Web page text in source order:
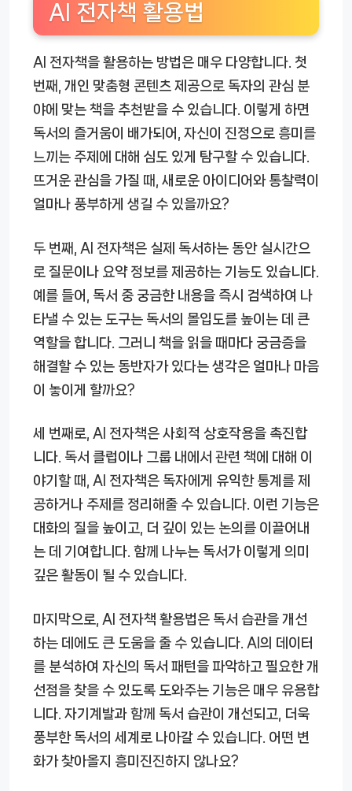
AI 전자책 활용법
AI 전자책을 활용하는 방법은 매우 다양합니다. 첫
번째, 개인 맞춤형 콘텐츠 제공으로 독자의 관심 분
야에 맞는 책을 추천받을 수 있습니다. 이렇게 하면
독서의 즐거움이 배가되어, 자신이 진정으로 흥미를
느끼는 주제에 대해 심도 있게 탐구할 수 있습니다.
뜨거운 관심을 가질 때, 새로운 아이디어와 통찰력이
얼마나 풍부하게 생길 수 있을까요?
두 번째, AI 전자책은 실제 독서하는 동안 실시간으
로 질문이나 요약 정보를 제공하는 기능도 있습니다.
예를 들어, 독서 중 궁금한 내용을 즉시 검색하여 나
타낼 수 있는 도구는 독서의 몰입도를 높이는 데 큰
역할을 합니다. 그러니 책을 읽을 때마다 궁금증을
해결할 수 있는 동반자가 있다는 생각은 얼마나 마음
이 놓이게 할까요?
세 번째로, AI 전자책은 사회적 상호작용을 촉진합
니다. 독서 클럽이나 그룹 내에서 관련 책에 대해 이
야기할 때, AI 전자책은 독자에게 유익한 통계를 제
공하거나 주제를 정리해줄 수 있습니다. 이런 기능은
대화의 질을 높이고, 더 깊이 있는 논의를 이끌어내
는 데 기여합니다. 함께 나누는 독서가 이렇게 의미
깊은 활동이 될 수 있습니다.
마지막으로, AI 전자책 활용법은 독서 습관을 개선
하는 데에도 큰 도움을 줄 수 있습니다. AI의 데이터
를 분석하여 자신의 독서 패턴을 파악하고 필요한 개
선점을 찾을 수 있도록 도와주는 기능은 매우 유용합
니다. 자기계발과 함께 독서 습관이 개선되고, 더욱
풍부한 독서의 세계로 나아갈 수 있습니다. 어떤 변
화가 찾아올지 흥미진진하지 않나요?